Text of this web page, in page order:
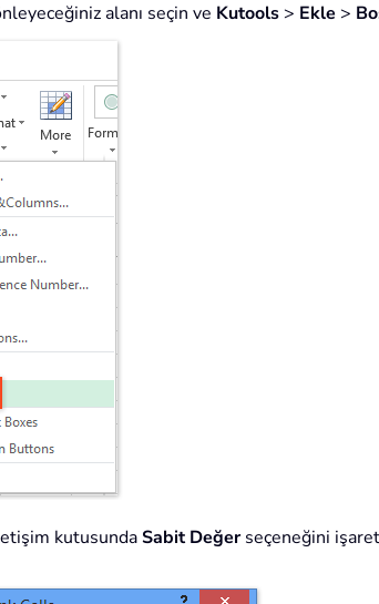
alanı seçin ve Kutools > Ekle >
kutusundaSabit Değerseçeneğini